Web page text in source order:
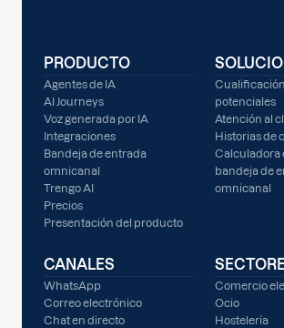
PRODUCTO
Agentes de IA
AI Journeys
Voz generada por IA
Integraciones
Bandeja de entrada
omnicanal
Trengo AI
Precios
Presentación del producto
potenciales
Atención al
Historias de
Calculadora
bandeja de
omnicanal
CANALES
WhatsApp
Correo electrónico
Chat en directo
Comercio
Ocio
Hostelería